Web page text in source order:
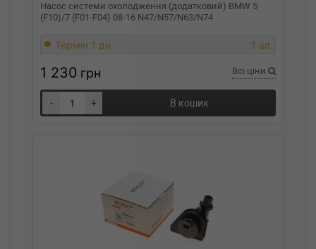
Насос системи охолодження (додатковий) BMW 5
(F10)/7 (F01-F04) 08-16 N47/N57/N63/N74
Термін 1 дн. 1 шт.
1 230 грн Всі ціни
- + В кошик